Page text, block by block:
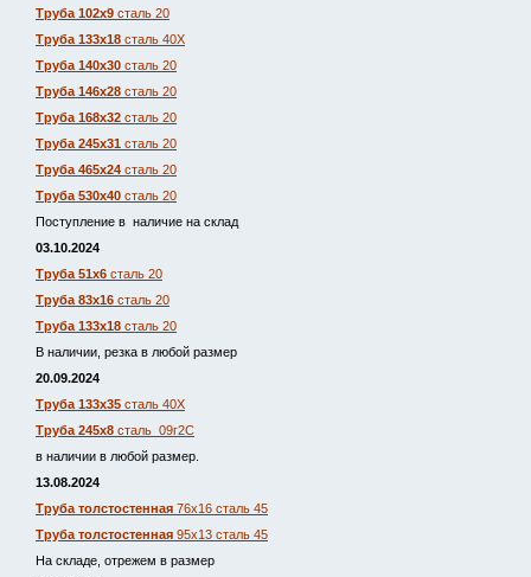
Труба 102х9 сталь 20
Труба 133х18 сталь 40Х
Труба 140х30 сталь 20
Труба 146х28 сталь 20
Труба 168х32 сталь 20
Труба 245х31 сталь 20
Труба 465х24 сталь 20
Труба 530х40 сталь 20
Поступление в наличие на склад
03.10.2024
Труба 51х6 сталь 20
Труба 83х16 сталь 20
Труба 133х18 сталь 20
В наличии, резка в любой размер
20.09.2024
Труба 133х35 сталь 40Х
Труба 245х8 сталь 09г2С
в наличии в любой размер.
13.08.2024
Труба толстостенная 76х16 сталь 45
Труба толстостенная 95х13 сталь 45
На складе, отрежем в размер